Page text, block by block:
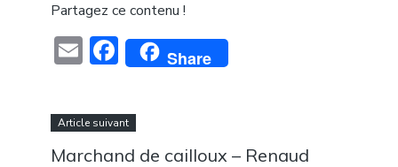
Partagez ce contenu !
EmailFacebook
Share
Article suivant
Marchand de cailloux – Renaud